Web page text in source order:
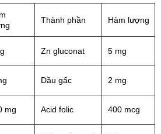
Thành phần Hàm lượng
Zn gluconat 5 mg
Dầu gấc 2 mg
mg Acid folic 400 mcg